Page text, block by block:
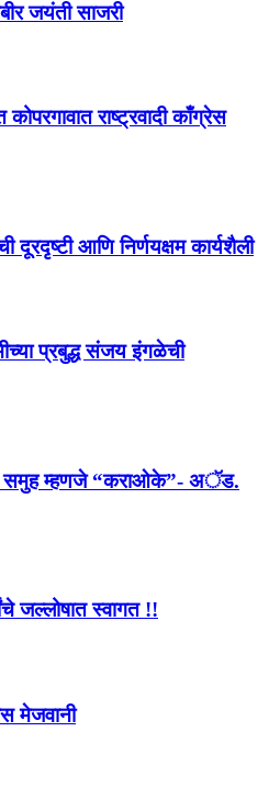
जयंती साजरी
कोपरगावात राष्ट्रवादी काँग्रेस
दूरदृष्टी आणि निर्णयक्षम कार्यशैली
प्रबुद्ध संजय इंगळेची
समुह म्हणजे “कराओके”- अॅड.
जल्लोषात स्वागत !!
मेजवानी